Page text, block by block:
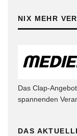
NIX MEHR
Das Clap-
spannenden
DAS